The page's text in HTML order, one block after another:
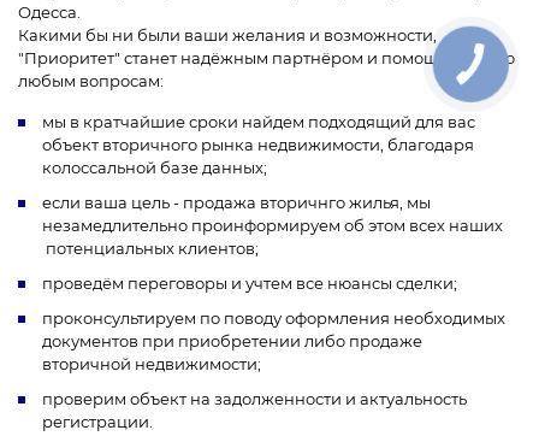
Одесса.
Какими бы ни были ваши желания и возможности,
"Приоритет" станет надёжным партнёром и помощником по
любым вопросам:
мы в кратчайшие сроки найдем подходящий для вас
объект вторичного рынка недвижимости, благодаря
колоссальной базе данных;
если ваша цель - продажа вторичнго жилья, мы
незамедлительно проинформируем об этом всех наших
потенциальных клиентов;
проведём переговоры и учтем все нюансы сделки;
проконсультируем по поводу оформления необходимых
документов при приобретении либо продаже
вторичной недвижимости;
проверим объект на задолженности и актуальность
регистрации.